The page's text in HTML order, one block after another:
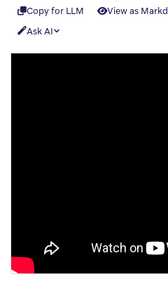
Copy for LLM View as
Ask AI